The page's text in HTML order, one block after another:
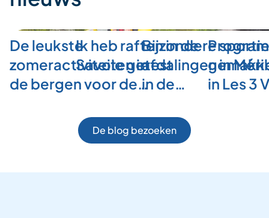
De leukste
zomeractiviteiten in
de bergen voor de…
Ik heb raften in de
Savoie getest
Bijzondere
afdalingen in
in de…
in Les 3
De blog bezoeken